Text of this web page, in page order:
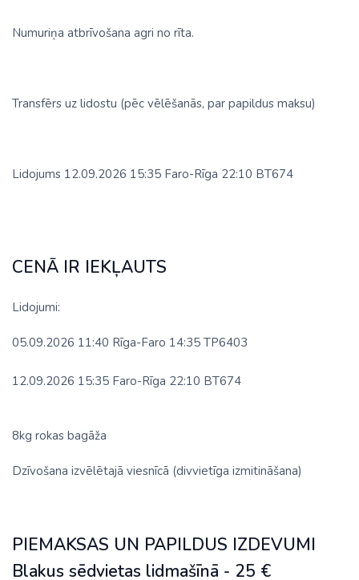
Numuriņa atbrīvošana agri no rīta.
Transfērs uz lidostu (pēc vēlēšanās, par papildus maksu)
Lidojums 12.09.2026 15:35 Faro-Rīga 22:10 BT674
CENĀ IR IEKĻAUTS
Lidojumi:
05.09.2026 11:40 Rīga-Faro 14:35 TP6403
12.09.2026 15:35 Faro-Rīga 22:10 BT674
8kg rokas bagāža
Dzīvošana izvēlētajā viesnīcā (divvietīga izmitināšana)
PIEMAKSAS UN PAPILDUS IZDEVUMI
Blakus sēdvietas lidmašīnā - 25 €